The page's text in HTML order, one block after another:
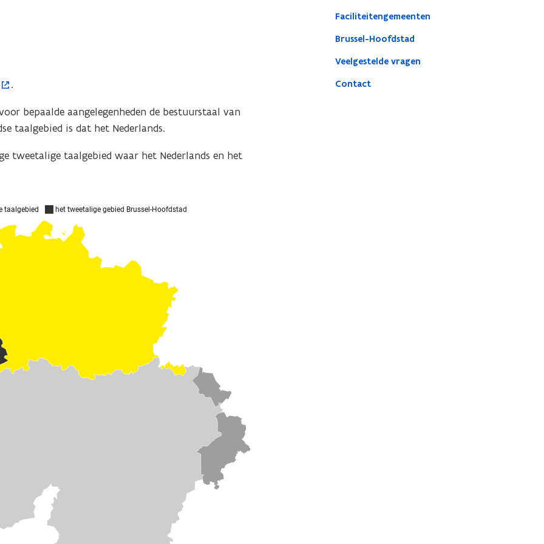
Faciliteitengemeenten
Brussel-Hoofdstad
Veelgestelde vragen
Contact
.
bepaalde aangelegenheden de bestuurstaal van
taalgebied is dat het Nederlands.
tweetalige taalgebied waar het Nederlands en het